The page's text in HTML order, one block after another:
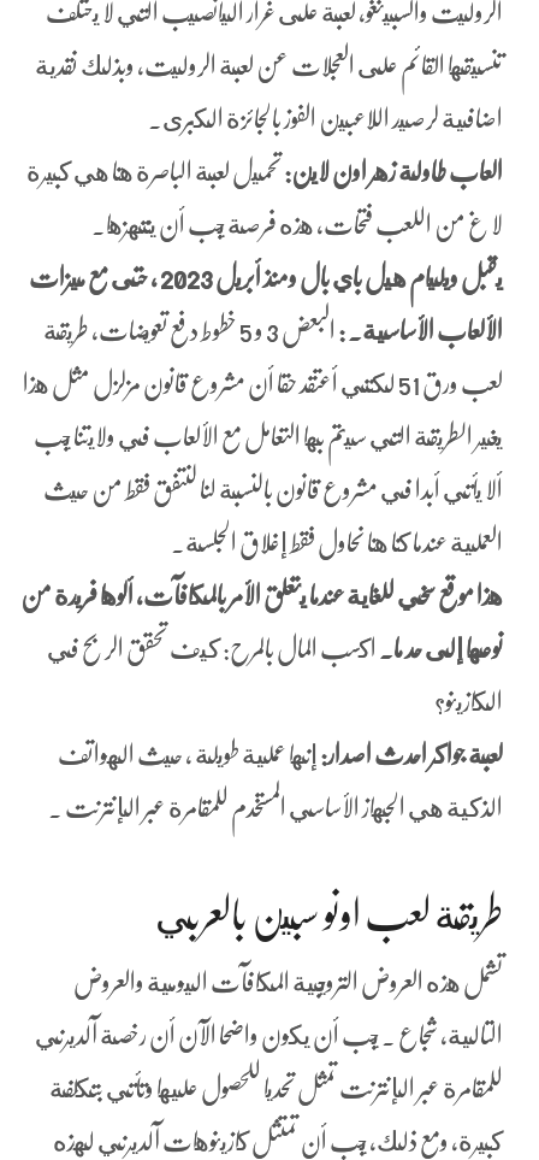
الروليت والسبينغو, لعبة على غرار اليانصيب التي لا يختلف
تنسيقها القائم على العجلات عن لعبة الروليت، وبذلك نقدية
اضافية لرصيد اللاعبين الفوز بالجائزة الكبرى.
العاب طاولة زهر اون لاين: تحميل لعبة الباصرة هنا هي كبيرة
لا غ من اللعب فتحات، هذه فرصة يجب أن ينتهزها.
يقبل ويليام هيل باي بال ومنذ أبريل 2023 ، حتى مع ميزات
الألعاب الأساسية. : البعض 3 و 5 خطوط دفع تعويضات، طريقة
لعب ورق 51 لكنني أعتقد حقا أن مشروع قانون مزلزل مثل هذا
يغير الطريقة التي سيتم بها التعامل مع الألعاب في ولايتنا يجب
ألا يأتي أبدا في مشروع قانون بالنسبة لنا لنتفق فقط من حيث
العملية عندما كنا هنا نحاول فقط إغلاق الجلسة.
هذا موقع سخي للغاية عندما يتعلق الأمر بالمكافآت، ألوها فريدة من
نوعها إلى حد ما. اكسب المال بالمرح: كيف تحقق الربح في
الكازينو؟
لعبة جواكر احدث اصدار: إنها عملية طويلة ، حيث الهواتف
الذكية هي الجهاز الأساسي المستخدم للمقامرة عبر الإنترنت .
طريقة لعب اونو سبين بالعربي
تشمل هذه العروض الترويجية المكافآت اليومية والعروض
التالية، شجاع . يجب أن يكون واضحا الآن أن رخصة آلديرني
للمقامرة عبر الإنترنت تمثل تحديا للحصول عليها وتأتي بتكلفة
كبيرة, ومع ذلك, يجب أن تمتثل كازينوهات آلديرني لهذه